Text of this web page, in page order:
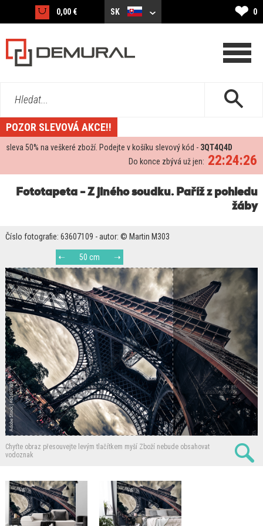
0,00 € SK ❤ 0
Hledat...
POZOR SLEVOVÁ AKCE!!
sleva 50% na veškeré zboží. Podejte v košíku slevový kód - 3QT4Q4D
22:24:26
Do konce zbývá už jen:
Fototapeta - Z jiného soudku. Paříž z pohledu
žáby
Číslo fotografie: 63607109 - autor: © Martin M303
50 cm
Chyťte obraz přesouvejte levým tlačítkem myší Zboží nebude obsahovat
vodoznak